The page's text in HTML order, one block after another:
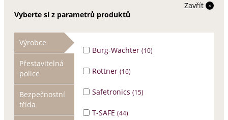
Vyberte si z parametrů produktů
Zavřít
Výrobce
Přestavitelná
police
Bezpečnostní
třída
Burg-Wächter (10)
Rottner (16)
Safetronics (15)
T-SAFE (44)